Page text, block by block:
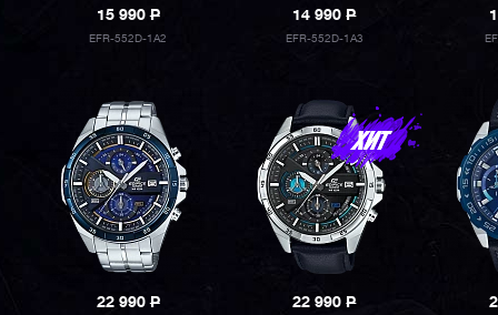
15 990P
EFR-552D-1A2
14 990P
EFR-552D-1A3
22 990P 22 990P